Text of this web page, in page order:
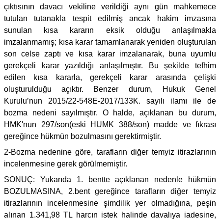
çıktısının davacı vekiline verildiği aynı gün mahkemece
tutulan tutanakla tespit edilmiş ancak hakim imzasına
sunulan kısa kararın eksik olduğu anlaşılmakla
imzalanmamış; kısa karar tamamlanarak yeniden oluşturulan
son celse zaptı ve kısa karar imzalanarak, buna uyumlu
gerekçeli karar yazıldığı anlaşılmıştır. Bu şekilde tefhim
edilen kısa kararla, gerekçeli karar arasında çelişki
oluşturulduğu açıktır. Benzer durum, Hukuk Genel
Kurulu’nun 2015/22-548E-2017/133K. sayılı ilamı ile de
bozma nedeni sayılmıştır. O halde, açıklanan bu durum,
HMK'nun 297/son(eski HUMK 388/son) madde ve fıkrası
gereğince hükmün bozulmasını gerektirmiştir.
2-Bozma nedenine göre, tarafların diğer temyiz itirazlarının
incelenmesine gerek görülmemiştir.
SONUÇ: Yukarıda 1. bentte açıklanan nedenle hükmün
BOZULMASINA, 2.bent gereğince tarafların diğer temyiz
itirazlarının incelenmesine şimdilik yer olmadığına, peşin
alınan 1.341,98 TL harcın istek halinde davalıya iadesine,